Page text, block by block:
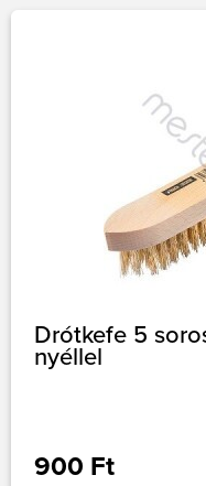
Drótkefe 5
nyéllel
900 Ft